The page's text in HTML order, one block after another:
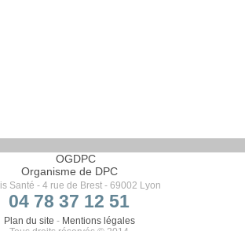
Organisme de DPC
Santé - 4 rue de Brest - 69002 Lyon
04 78 37 12 51
Plan du site - Mentions légales